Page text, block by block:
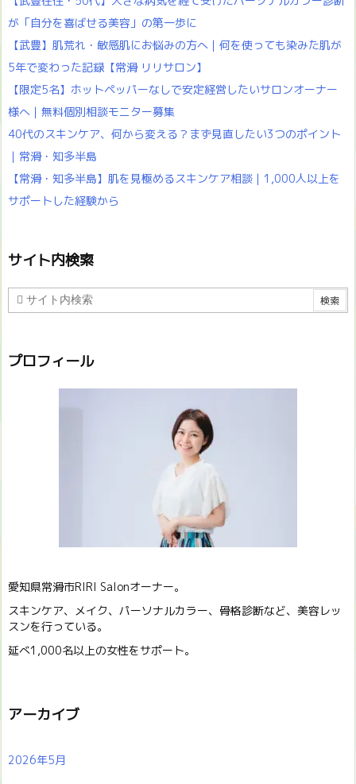
が「自分を喜ばせる美容」の第一歩に
【武豊】肌荒れ・敏感肌にお悩みの方へ｜何を使っても染みた肌が
5年で変わった記録【常滑 リリサロン】
【限定5名】ホットペッパーなしで安定経営したいサロンオーナー
様へ｜無料個別相談モニター募集
40代のスキンケア、何から変える？まず見直したい3つのポイント
｜常滑・知多半島
【常滑・知多半島】肌を見極めるスキンケア相談｜1,000人以上を
サポートした経験から
サイト内検索
プロフィール
愛知県常滑市RIRI Salonオーナー。
スキンケア、メイク、パーソナルカラー、骨格診断など、美容レッ
スンを行っている。
延べ1,000名以上の女性をサポート。
アーカイブ
2026年5月